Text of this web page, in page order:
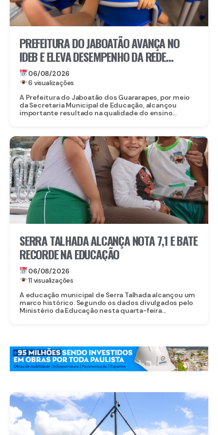
PREFEITURA DO JABOATÃO AVANÇA NO
IDEB E ELEVA DESEMPENHO DA REDE
MUNICIPAL DE ENSINO
06/08/2026
6 visualizações
A Prefeitura do Jaboatão dos Guararapes, por meio
da Secretaria Municipal de Educação, alcançou
importante resultado na qualidade do ensino...
SERRA TALHADA ALCANÇA NOTA 7,1 E BATE
RECORDE NA EDUCAÇÃO
06/08/2026
11 visualizações
A educação municipal de Serra Talhada alcançou um
marco histórico. Segundo os dados divulgados pelo
Ministério da Educação nesta quarta-feira...